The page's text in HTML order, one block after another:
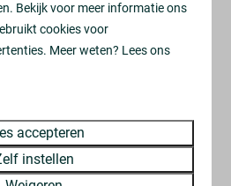
de omgeving
verschillende
Bekijk voor meer informatie ons
cookies voor
Meer weten? Lees ons
accepteren
instellen